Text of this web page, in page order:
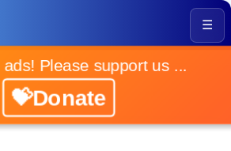
☰
Please support us ...
💝Donate